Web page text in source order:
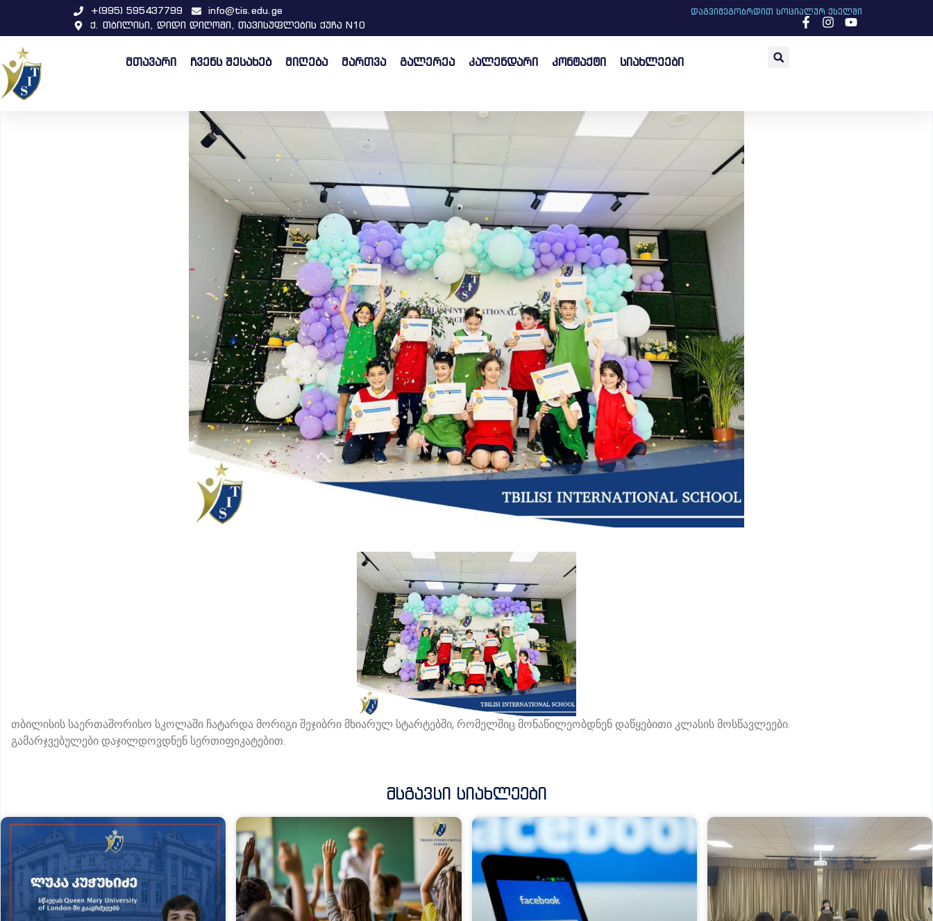
+(995) 595437799
info@tis.edu.ge
ქ. თბილისი, დიდი დიღომი, თავისუფლების ქუჩა N10
დაგვიმეგობრდით სოციალურ ქსელში
მთავარი ჩვენს შესახებ მიღება მართვა გალერეა კალენდარი კონტაქტი სიახლეები
თბილისის საერთაშორისო სკოლაში ჩატარდა მორიგი შეჯიბრი მხიარულ სტარტებში, რომელშიც მონაწილეობდნენ დაწყებითი კლასის მოსწავლეები.
გამარჯვებულები დაჯილდოვდნენ სერთიფიკატებით.
Მსგავსი Სიახლეები